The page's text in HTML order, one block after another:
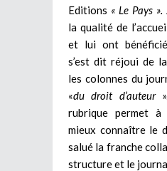
Editions « Le Pays ».
la qualité de
et lui ont
s’est dit réjoui de
les colonnes du
«du droit d’auteur
rubrique permet
mieux connaître le
salué la franche
structure et le